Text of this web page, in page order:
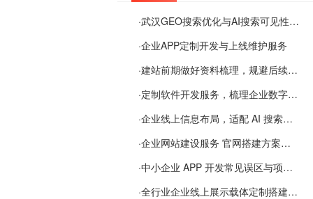
·武汉GEO搜索优化与AI搜索可见性服务
·企业APP定制开发与上线维护服务
·建站前期做好资料梳理，规避后续各类使用难题
·定制软件开发服务，梳理企业数字化落地常见难点
·企业线上信息布局，适配 AI 搜索需要留意这些要点
·企业网站建设服务 官网搭建方案经验分享
·中小企业 APP 开发常见误区与项目规划实用经验
·全行业企业线上展示载体定制搭建服务